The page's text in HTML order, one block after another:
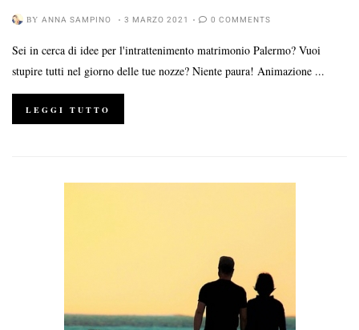
BY ANNA SAMPINO 3 MARZO 2021 0 COMMENTS
Sei in cerca di idee per l'intrattenimento matrimonio Palermo? Vuoi
stupire tutti nel giorno delle tue nozze? Niente paura! Animazione ...
LEGGI TUTTO